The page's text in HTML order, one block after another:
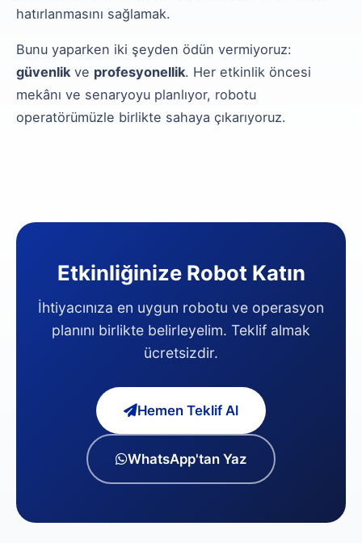
hatırlanmasını sağlamak.
Bunu yaparken iki şeyden ödün vermiyoruz:
güvenlikve profesyonellik. Her etkinlik öncesi
mekânı ve senaryoyu planlıyor, robotu
operatörümüzle birlikte sahaya çıkarıyoruz.
Etkinliğinize Robot Katın
İhtiyacınıza en uygun robotu ve operasyon
planını birlikte belirleyelim. Teklif almak
ücretsizdir.
Hemen Teklif Al
WhatsApp'tan Yaz